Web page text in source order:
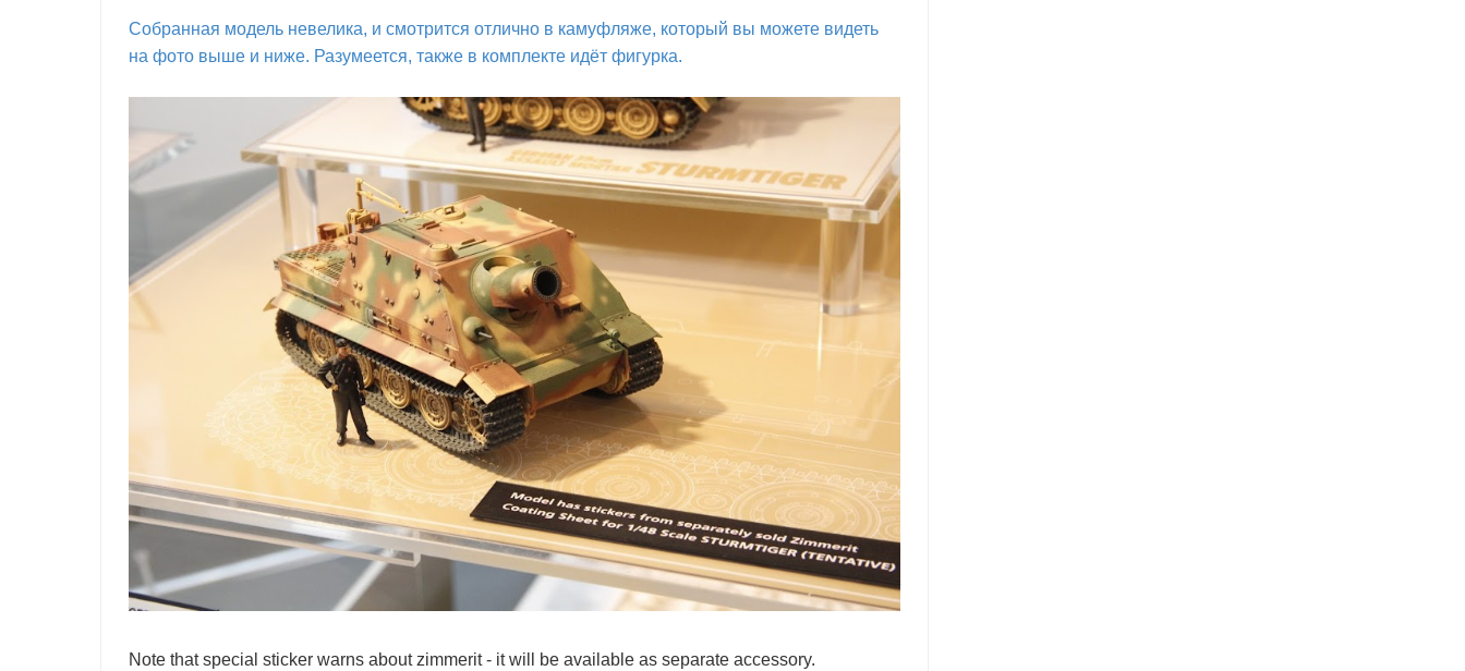
Собранная модель невелика, и смотрится отлично в камуфляже, который вы можете видеть
на фото выше и ниже. Разумеется, также в комплекте идёт фигурка.
Note that special sticker warns about zimmerit - it will be available as separate accessory.